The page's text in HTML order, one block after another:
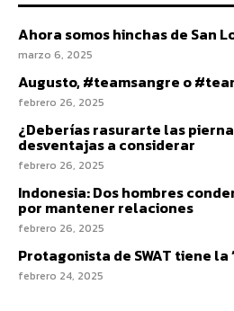
Ahora somos hinchas de San
marzo 6, 2025
Augusto, #teamsangre o
febrero 26, 2025
¿Deberías rasurarte las
desventajas a considerar
febrero 26, 2025
Indonesia: Dos hombres
por mantener relaciones
febrero 26, 2025
Protagonista de SWAT tiene la
febrero 24, 2025